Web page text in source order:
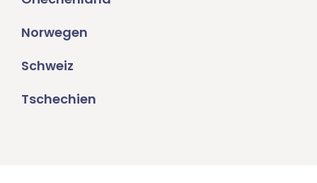
Norwegen
Schweiz
Tschechien